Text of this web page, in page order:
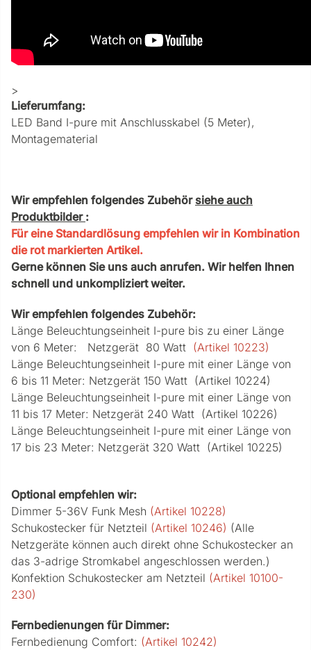
>
Lieferumfang:
LED Band I-pure mit Anschlusskabel (5 Meter),
Montagematerial
Wir empfehlen folgendes Zubehörsiehe auch
Produktbilder :
Für eine Standardlösung empfehlen wir in Kombination
die rot markierten Artikel.
Gerne können Sie uns auch anrufen. Wir helfen Ihnen
schnell und unkompliziert weiter.
Wir empfehlen folgendes Zubehör:
Länge Beleuchtungseinheit I-pure bis zu einer Länge
von 6 Meter: Netzgerät 80 Watt (Artikel 10223)
Länge Beleuchtungseinheit I-pure mit einer Länge von
6 bis 11 Meter: Netzgerät 150 Watt (Artikel 10224)
Länge Beleuchtungseinheit I-pure mit einer Länge von
11 bis 17 Meter: Netzgerät 240 Watt (Artikel 10226)
Länge Beleuchtungseinheit I-pure mit einer Länge von
17 bis 23 Meter: Netzgerät 320 Watt (Artikel 10225)
Optional empfehlen wir:
Dimmer 5-36V Funk Mesh (Artikel 10228)
Schukostecker für Netzteil (Artikel 10246) (Alle
Netzgeräte können auch direkt ohne Schukostecker an
das 3-adrige Stromkabel angeschlossen werden.)
Konfektion Schukostecker am Netzteil (Artikel 10100-
230)
Fernbedienungen für Dimmer:
Fernbedienung Comfort: (Artikel 10242)